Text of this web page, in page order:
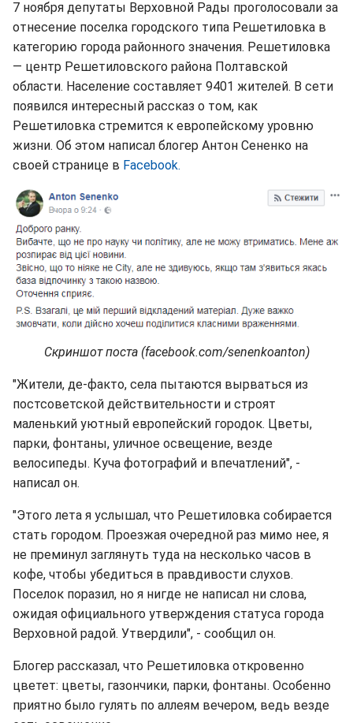
7 ноября депутаты Верховной Рады проголосовали за
отнесение поселка городского типа Решетиловка в
категорию города районного значения. Решетиловка
— центр Решетиловского района Полтавской
области. Население составляет 9401 жителей. В сети
появился интересный рассказ о том, как
Решетиловка стремится к европейскому уровню
жизни. Об этом написал блогер Антон Сененко на
своей странице в Facebook.
Скриншот поста (facebook.com/senenkoanton)
"Жители, де-факто, села пытаются вырваться из
постсоветской действительности и строят
маленький уютный европейский городок. Цветы,
парки, фонтаны, уличное освещение, везде
велосипеды. Куча фотографий и впечатлений", -
написал он.
"Этого лета я услышал, что Решетиловка собирается
стать городом. Проезжая очередной раз мимо нее, я
не преминул заглянуть туда на несколько часов в
кофе, чтобы убедиться в правдивости слухов.
Поселок поразил, но я нигде не написал ни слова,
ожидая официального утверждения статуса города
Верховной радой. Утвердили", - сообщил он.
Блогер рассказал, что Решетиловка откровенно
цветет: цветы, газончики, парки, фонтаны. Особенно
приятно было гулять по аллеям вечером, ведь везде